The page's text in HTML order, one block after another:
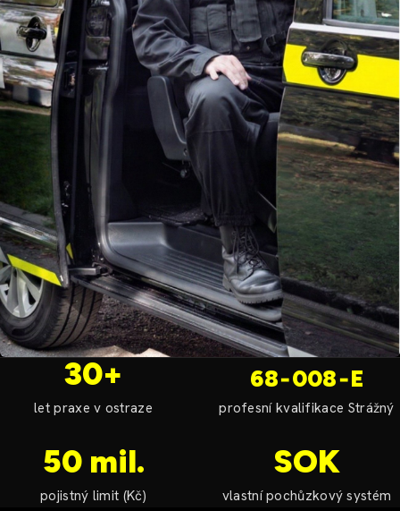
30+
let praxe v ostraze
68‑008‑E
profesní kvalifikace Strážný
50 mil.
pojistný limit (Kč)
SOK
vlastní pochůzkový systém